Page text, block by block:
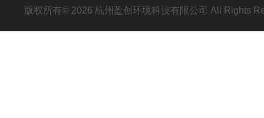
版权所有© 2026 杭州盈创环境科技有限公司 All Rights